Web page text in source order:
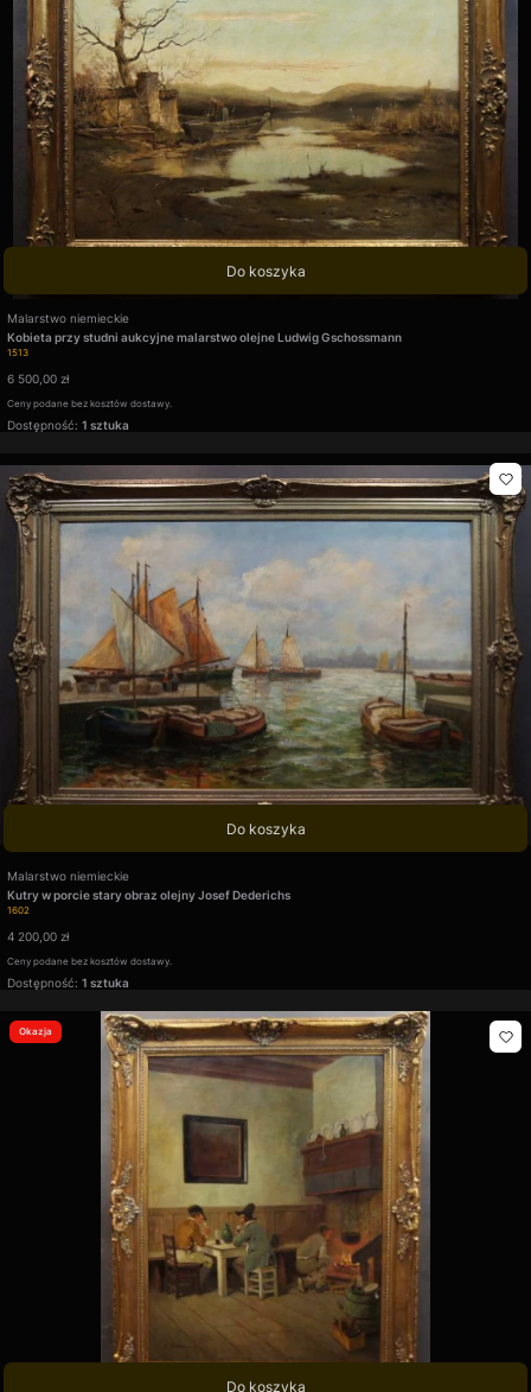
Do koszyka
Kod produktu
1513
Kobieta przy studni aukcyjne malarstwo olejne Ludwig Gschossmann
Producent
Malarstwo niemieckie
Cena
6 500,00 zł
Ceny podane bez kosztów dostawy.
Dostępność: 1 sztuka
Do koszyka
Kod produktu
1602
Kutry w porcie stary obraz olejny Josef Dederichs
Producent
Malarstwo niemieckie
Cena
4 200,00 zł
Ceny podane bez kosztów dostawy.
Dostępność: 1 sztuka
Okazja
Do koszyka